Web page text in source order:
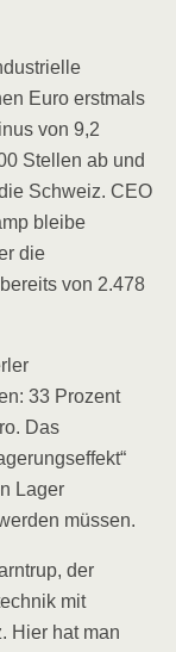
Euro erstmals
von 9,2
Stellen ab und
Schweiz. CEO
bleibe
die
von 2.478
33 Prozent
Das
Lager
müssen.
der
mit
Hier hat man